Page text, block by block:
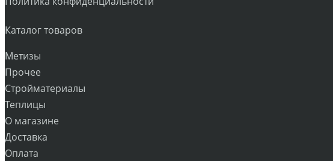
Каталог товаров
Метизы
Прочее
Стройматериалы
Теплицы
О магазине
Доставка
Оплата